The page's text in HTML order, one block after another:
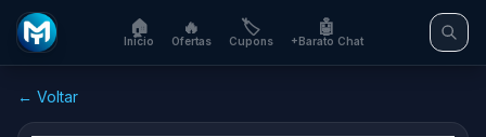
🏠
Início
🔥
Ofertas
🏷️
Cupons
🤖
+Barato Chat
← Voltar